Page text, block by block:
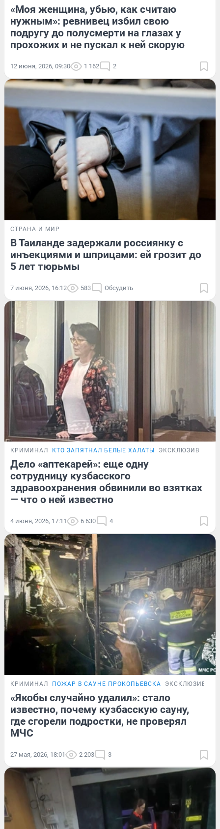
«Моя женщина, убью, как считаю
нужным»: ревнивец избил свою
подругу до полусмерти на глазах у
прохожих и не пускал к ней скорую
12 июня, 2026, 09:30 1 162 2
СТРАНА И МИР
В Таиланде задержали россиянку с
инъекциями и шприцами: ей грозит до
5 лет тюрьмы
7 июня, 2026, 16:12 583 Обсудить
КРИМИНАЛ КТО ЗАПЯТНАЛ БЕЛЫЕ ХАЛАТЫ ЭКСКЛЮЗИВ
Дело «аптекарей»: еще одну
сотрудницу кузбасского
здравоохранения обвинили во взятках
— что о ней известно
4 июня, 2026, 17:11 6 630 4
КРИМИНАЛ ПОЖАР В САУНЕ ПРОКОПЬЕВСКА ЭКСКЛЮЗИВ
«Якобы случайно удалил»: стало
известно, почему кузбасскую сауну,
где сгорели подростки, не проверял
МЧС
27 мая, 2026, 18:01 2 203 3